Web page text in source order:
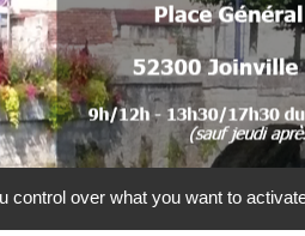
52300 Joinville
control over what you want to